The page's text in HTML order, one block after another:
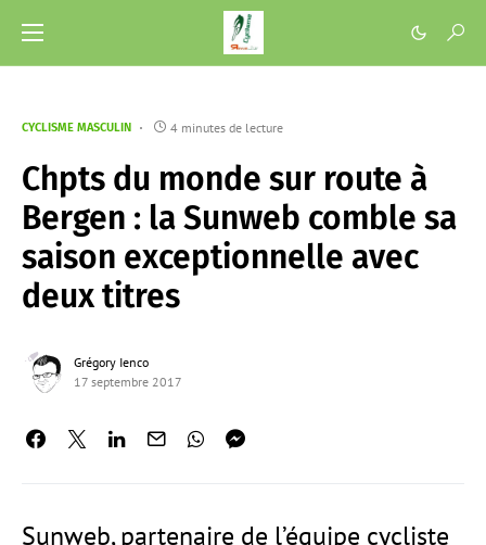
CYCLISME MASCULIN 4 minutes de lecture
Chpts du monde sur route à
Bergen : la Sunweb comble sa
saison exceptionnelle avec
deux titres
Grégory Ienco
17 septembre 2017
Sunweb, partenaire de l’équipe cycliste